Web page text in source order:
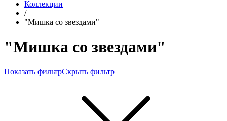
Коллекции
/
"Мишка со звездами"
"Мишка со звездами"
Показать фильтрСкрыть фильтр